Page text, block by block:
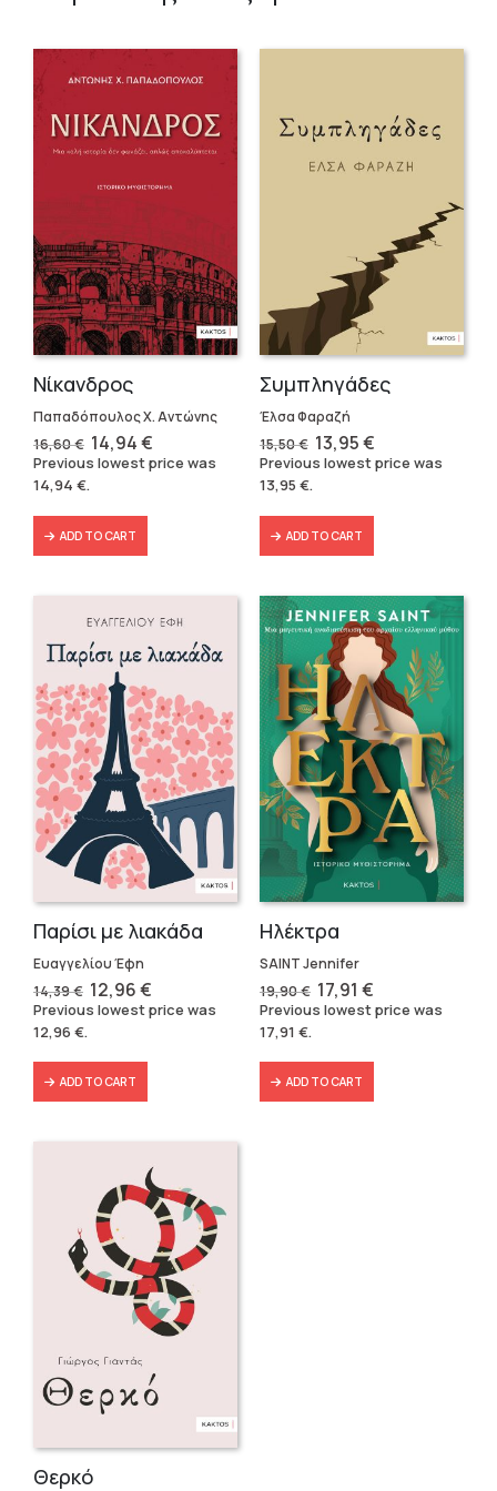
Νίκανδρος
Παπαδόπουλος Χ. Αντώνης
16,60€ Original
price
was:
16,60 €.
14,94€Current
price
is:
Previous lowest price was
14,94 €.
ADD TO CART
Συμπληγάδες
Έλσα Φαραζή
15,50€ Original
price
was:
13,95€Current
price
is:
Previous lowest price was
13,95 €.
ADD TO CART
Παρίσι με λιακάδα
Ευαγγελίου Έφη
14,39€ Original
price
was:
12,96€Current
price
is:
Previous lowest price was
12,96 €.
ADD TO CART
Ηλέκτρα
SAINT Jennifer
19,90€ Original
price
was:
17,91 €Current
price
is:
Previous lowest price was
17,91 €.
ADD TO CART
Θερκό